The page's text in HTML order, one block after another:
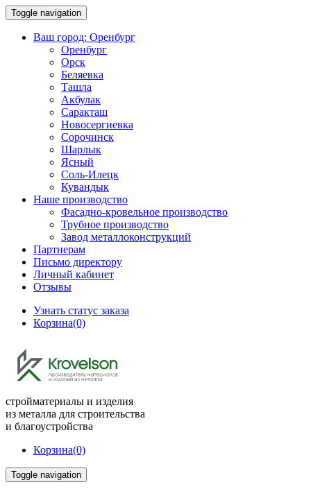
Toggle navigation
Ваш город: Оренбург
Оренбург
Орск
Беляевка
Ташла
Акбулак
Саракташ
Новосергиевка
Сорочинск
Шарлык
Ясный
Соль-Илецк
Кувандык
Наше производство
Фасадно-кровельное производство
Трубное производство
Завод металлоконструкций
Партнерам
Письмо директору
Личный кабинет
Отзывы
Узнать статус заказа
Корзина(0)
стройматериалы и изделия
из металла для строительства
и благоустройства
Корзина(0)
Toggle navigation